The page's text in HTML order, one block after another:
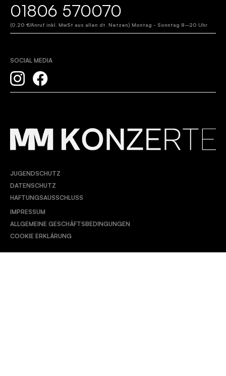
01806 570070
(0,20 €/Anruf inkl. MwSt aus allen dt. Netzen) Montag - Sonntag 8–20 Uhr
SOCIAL MEDIA
JUGENDSCHUTZ
DATENSCHUTZ
HAFTUNGSAUSSCHLUSS
IMPRESSUM
ALLGEMEINE GESCHÄFTSBEDINGUNGEN
COOKIE ERKLÄRUNG